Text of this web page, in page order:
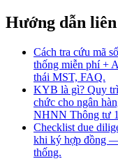
Hướng dẫn
Cách tra cứu mã
thống miễn phí +
thái MST, FAQ.
KYB là gì? Quy
chức cho ngân
NHNN Thông tư
Checklist due
khi ký hợp đồng
thống.